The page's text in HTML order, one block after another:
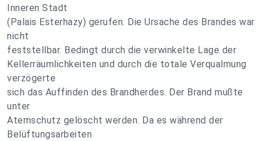
Inneren Stadt
(Palais Esterhazy) gerufen. Die Ursache des Brandes war
nicht
feststellbar. Bedingt durch die verwinkelte Lage der
Kellerräumlichkeiten und durch die totale Verqualmung
verzögerte
sich das Auffinden des Brandherdes. Der Brand mußte
unter
Atemschutz gelöscht werden. Da es während der
Belüftungsarbeiten